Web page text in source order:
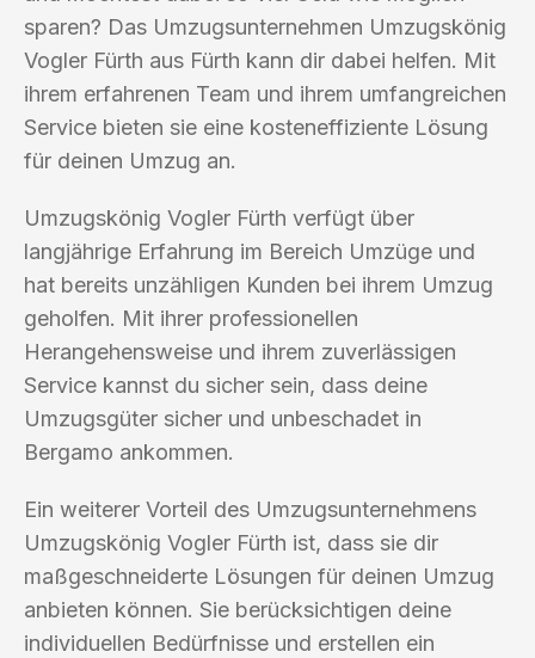
sparen? Das Umzugsunternehmen Umzugskönig
Vogler Fürth aus Fürth kann dir dabei helfen. Mit
ihrem erfahrenen Team und ihrem umfangreichen
Service bieten sie eine kosteneffiziente Lösung
für deinen Umzug an.
Umzugskönig Vogler Fürth verfügt über
langjährige Erfahrung im Bereich Umzüge und
hat bereits unzähligen Kunden bei ihrem Umzug
geholfen. Mit ihrer professionellen
Herangehensweise und ihrem zuverlässigen
Service kannst du sicher sein, dass deine
Umzugsgüter sicher und unbeschadet in
Bergamo ankommen.
Ein weiterer Vorteil des Umzugsunternehmens
Umzugskönig Vogler Fürth ist, dass sie dir
maßgeschneiderte Lösungen für deinen Umzug
anbieten können. Sie berücksichtigen deine
individuellen Bedürfnisse und erstellen ein